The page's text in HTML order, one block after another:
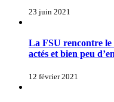
23 juin 2021
La FSU rencontre le
actés et bien peu
12 février 2021